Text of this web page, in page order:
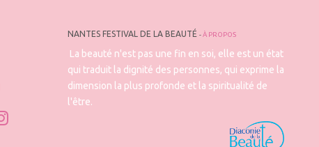
NANTES FESTIVAL DE LA BEAUTÉ -À PROPOS
La beauté n'est pas une fin en soi, elle est un état
qui traduit la dignité des personnes, qui exprime la
dimension la plus profonde et la spiritualité de
l'être.